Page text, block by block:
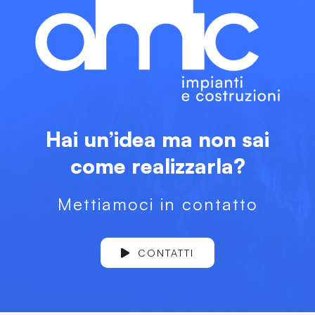
Hai un’idea ma non sai
come realizzarla?
Mettiamoci in contatto
CONTATTI